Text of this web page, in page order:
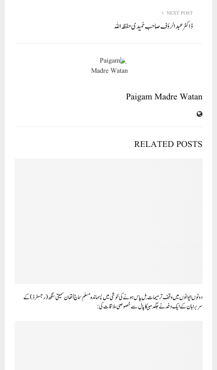
NEXT POST
ڈاکٹر عبدالرؤف صاحب حَمیدی حفظہ اللہ
Paigam Madre Watan
RELATED POSTS
دونوں ایوانوں میں وقف ترمیمات بل پاس ہو نے کی خوشی میں پسماندہ مسلم سماج اُتھان سمیتی سنگھ (رجسٹرڈ) کے
سربراہان کے ایک وفد نے جگدمبیکا پال سے خصوصی ملاقات کی: